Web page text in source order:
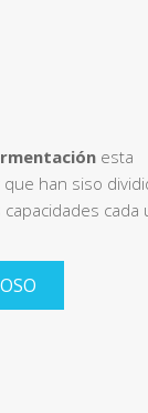
esta
han siso
cada